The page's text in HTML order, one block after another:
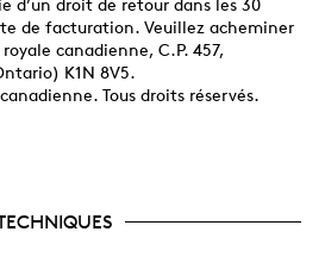
de facturation. Veuillez acheminer
canadienne, C.P. 457,
K1N 8V5.
Tous droits réservés.